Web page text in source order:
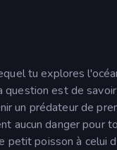
tu explores
est de
un prédateur de
aucun danger pour
poisson à celui